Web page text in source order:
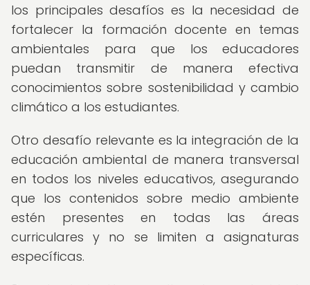
los principales desafíos es la necesidad de
fortalecer la formación docente en temas
ambientales para que los educadores
puedan transmitir de manera efectiva
conocimientos sobre sostenibilidad y cambio
climático a los estudiantes.
Otro desafío relevante es la integración de la
educación ambiental de manera transversal
en todos los niveles educativos, asegurando
que los contenidos sobre medio ambiente
estén presentes en todas las áreas
curriculares y no se limiten a asignaturas
específicas.